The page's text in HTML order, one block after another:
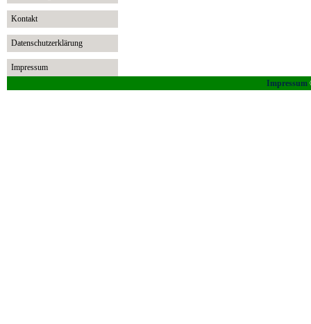
Kontakt
Datenschutzerklärung
Impressum
Impressum